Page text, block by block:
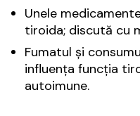
Unele
tiroida; discută cu
Fumatul și
influența funcția
autoimune.